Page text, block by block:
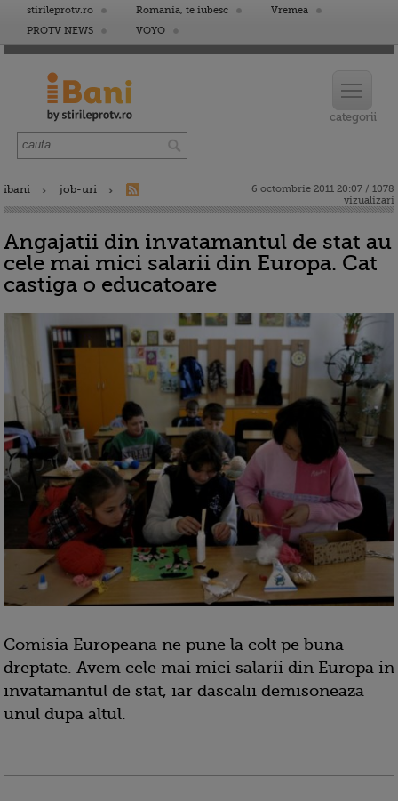
stirileprotv.ro Romania, te iubesc
Vremea
PROTV NEWS
VOYO
ibani job-uri
6 octombrie 2011 20:07 / 1078
vizualizari
Angajatii din invatamantul de stat au
cele mai mici salarii din Europa. Cat
castiga o educatoare
Comisia Europeana ne pune la colt pe buna
dreptate. Avem cele mai mici salarii din Europa in
invatamantul de stat, iar dascalii demisoneaza
unul dupa altul.